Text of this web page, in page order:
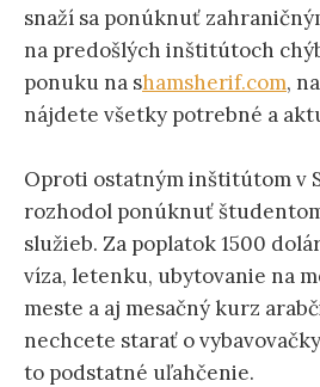
snaží sa ponúknuť
na predošlých inštitútoch
ponuku na shamsherif.com,
nájdete všetky potrebné a
Oproti ostatným inštitútom v
rozhodol ponúknuť
služieb. Za poplatok 1500
víza, letenku, ubytovanie na
meste a aj mesačný kurz
nechcete starať o
to podstatné uľahčenie.